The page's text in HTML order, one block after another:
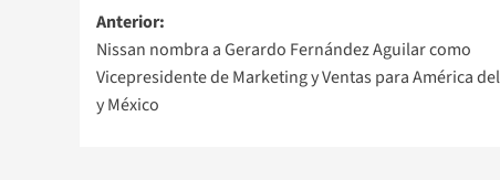
Navegación
de
entradas
Anterior:
Nissan nombra a Gerardo Fernández Aguilar como
Vicepresidente de Marketing y Ventas para América
y México